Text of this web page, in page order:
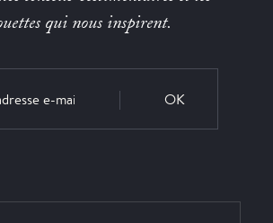
qui nous inspirent.
OK